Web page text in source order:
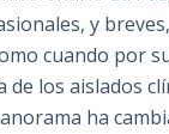
y
cuando por
los aislados
ha